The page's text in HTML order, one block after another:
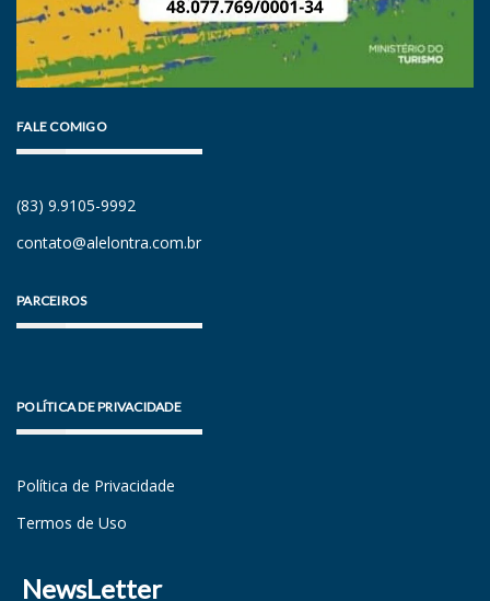
FALE COMIGO
(83) 9.9105-9992
contato@alelontra.com.br
PARCEIROS
POLÍTICA DE PRIVACIDADE
Política de Privacidade
Termos de Uso
NewsLetter